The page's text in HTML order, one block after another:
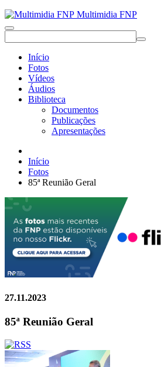
Multimidia FNP
Início
Fotos
Vídeos
Áudios
Biblioteca
Documentos
Publicações
Apresentações
Início
Fotos
85ª Reunião Geral
27.11.2023
85ª Reunião Geral